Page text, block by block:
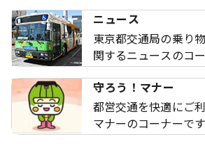
ニュース
東京都交通局の乗り
関するニュースのコ
守ろう！マナー
都営交通を快適にご
マナーのコーナーです